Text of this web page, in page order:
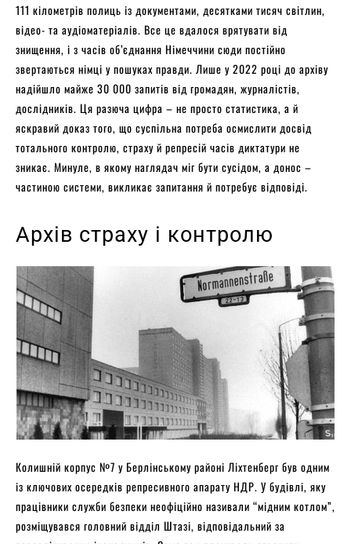
111 кілометрів полиць із документами, десятками тисяч світлин,
відео- та аудіоматеріалів. Все це вдалося врятувати від
знищення, і з часів об’єднання Німеччини сюди постійно
звертаються німці у пошуках правди. Лише у 2022 році до архіву
надійшло майже 30 000 запитів від громадян, журналістів,
дослідників. Ця разюча цифра – не просто статистика, а й
яскравий доказ того, що суспільна потреба осмислити досвід
тотального контролю, страху й репресій часів диктатури не
зникає. Минуле, в якому наглядач міг бути сусідом, а донос –
частиною системи, викликає запитання й потребує відповіді.
Архів страху і контролю
Колишній корпус №7 у Берлінському районі Ліхтенберг був одним
із ключових осередків репресивного апарату НДР. У будівлі, яку
працівники служби безпеки неофіційно називали “мідним котлом”,
розміщувався головний відділ Штазі, відповідальний за